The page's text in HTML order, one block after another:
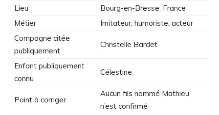
Lieu
Bourg-en-Bresse, France
Métier
Imitateur, humoriste, acteur
Compagne citée
publiquement
Christelle Bardet
Enfant publiquement
connu
Célestine
Point à corriger
Aucun fils nommé Mathieu
n’est confirmé